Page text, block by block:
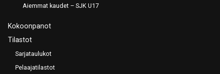
Aiemmat kaudet – SJK U17
Kokoonpanot
Tilastot
Sarjataulukot
Pelaajatilastot